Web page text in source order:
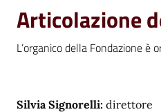
Articolazione
L’organico della Fondazione è
Silvia Signorelli: direttore